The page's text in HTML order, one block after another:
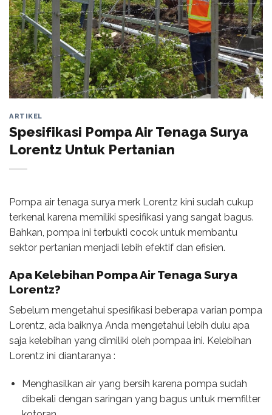
ARTIKEL
Spesifikasi Pompa Air Tenaga Surya
Lorentz Untuk Pertanian
Pompa air tenaga surya merk Lorentz kini sudah cukup
terkenal karena memiliki spesifikasi yang sangat bagus.
Bahkan, pompa ini terbukti cocok untuk membantu
sektor pertanian menjadi lebih efektif dan efisien.
Apa Kelebihan Pompa Air Tenaga Surya
Lorentz?
Sebelum mengetahui spesifikasi beberapa varian pompa
Lorentz, ada baiknya Anda mengetahui lebih dulu apa
saja kelebihan yang dimiliki oleh pompaa ini. Kelebihan
Lorentz ini diantaranya :
Menghasilkan air yang bersih karena pompa sudah
dibekali dengan saringan yang bagus untuk memfilter